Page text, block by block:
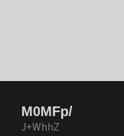
M0MFp/
J+WhhZ